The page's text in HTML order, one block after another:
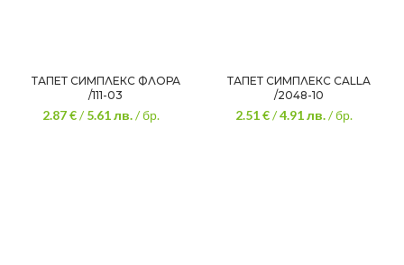
ТАПЕТ СИМПЛЕКС ФЛОРА
/111-03
2.87 €/5.61лв./ бр.
ТАПЕТ СИМПЛЕКС CALLA
/2048-10
2.51 €/4.91лв./ бр.